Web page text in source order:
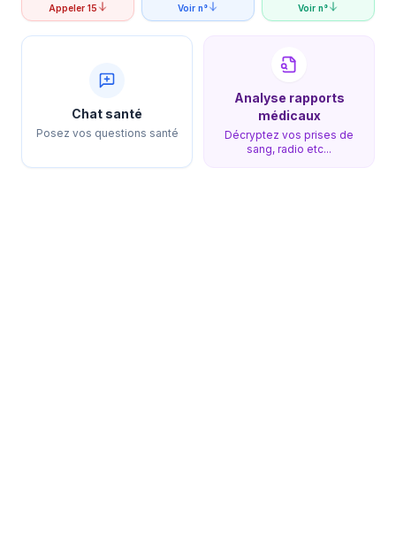
Appeler 15 Voir n° Voir n°
Chat santé
Posez vos questions santé
Analyse rapports
médicaux
Décryptez vos prises de
sang, radio etc...